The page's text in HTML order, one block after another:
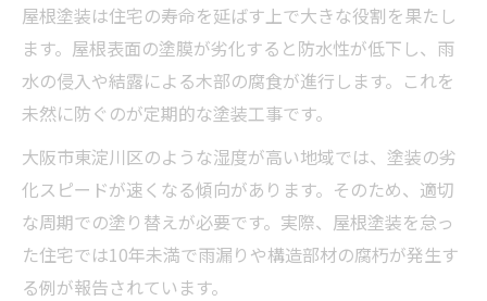
見積もりに含まれる作業内容を徹底確認
追加費用が発生しがちな屋根塗装の例
下地調整やコーキング補修の重要性
コスト重視派におすすめの屋根塗装手法
屋根塗装のコスト削減に役立つ選択肢
費用対効果が高い屋根塗装工法の特徴
自分に合った屋根塗装プランの見極め方
屋根塗装は住宅の寿命を延ばす上で大きな役割を果たし
ます。屋根表面の塗膜が劣化すると防水性が低下し、雨
水の侵入や結露による木部の腐食が進行します。これを
未然に防ぐのが定期的な塗装工事です。
大阪市東淀川区のような湿度が高い地域では、塗装の劣
化スピードが速くなる傾向があります。そのため、適切
な周期での塗り替えが必要です。実際、屋根塗装を怠っ
た住宅では10年未満で雨漏りや構造部材の腐朽が発生す
る例が報告されています。